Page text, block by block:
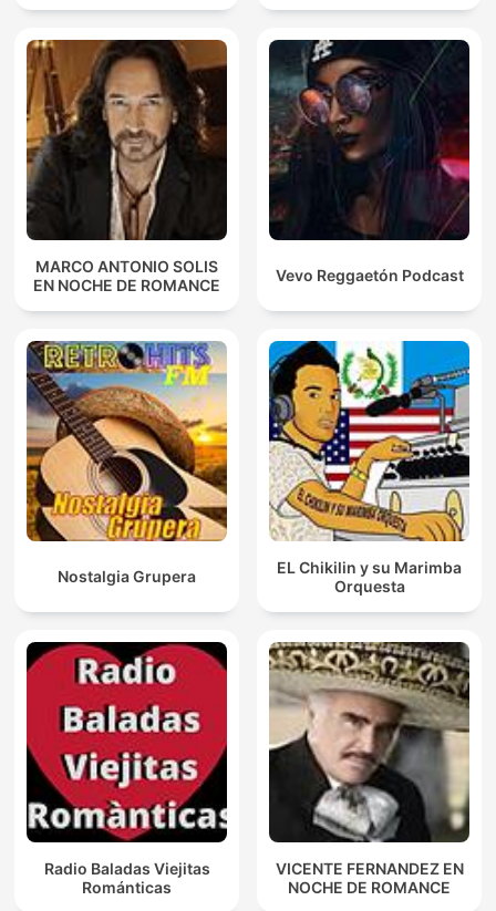
MARCO ANTONIO SOLIS
EN NOCHE DE ROMANCE
Vevo Reggaetón Podcast
Nostalgia Grupera
EL Chikilin y su Marimba
Orquesta
Radio Baladas Viejitas
Románticas
VICENTE FERNANDEZ EN
NOCHE DE ROMANCE